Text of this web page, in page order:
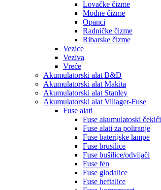
Lovačke čizme
Modne čizme
Opanci
Radničke čizme
Ribarske čizme
Vezice
Veziva
Vreće
Akumulatorski alat B&D
Akumulatorski alat Makita
Akumulatorski alat Stanley
Akumulatorski alat Villager-Fuse
Fuse alati
Fuse akumulatoski čekići
Fuse alati za poliranje
Fuse baterijske lampe
Fuse brusilice
Fuse bušilice/odvijači
Fuse fen
Fuse glodalice
Fuse heftalice